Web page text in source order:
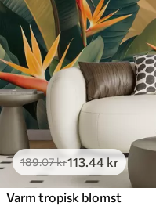
189.07kr113.44kr
Varm tropisk blomst